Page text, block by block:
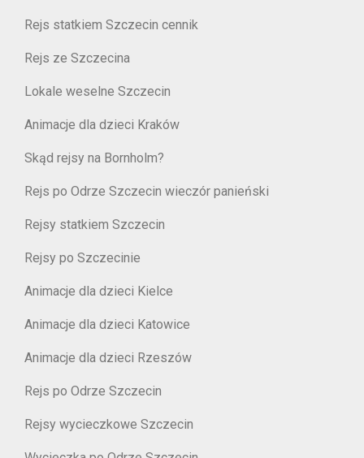
Rejs statkiem Szczecin cennik
Rejs ze Szczecina
Lokale weselne Szczecin
Animacje dla dzieci Kraków
Skąd rejsy na Bornholm?
Rejs po Odrze Szczecin wieczór panieński
Rejsy statkiem Szczecin
Rejsy po Szczecinie
Animacje dla dzieci Kielce
Animacje dla dzieci Katowice
Animacje dla dzieci Rzeszów
Rejs po Odrze Szczecin
Rejsy wycieczkowe Szczecin